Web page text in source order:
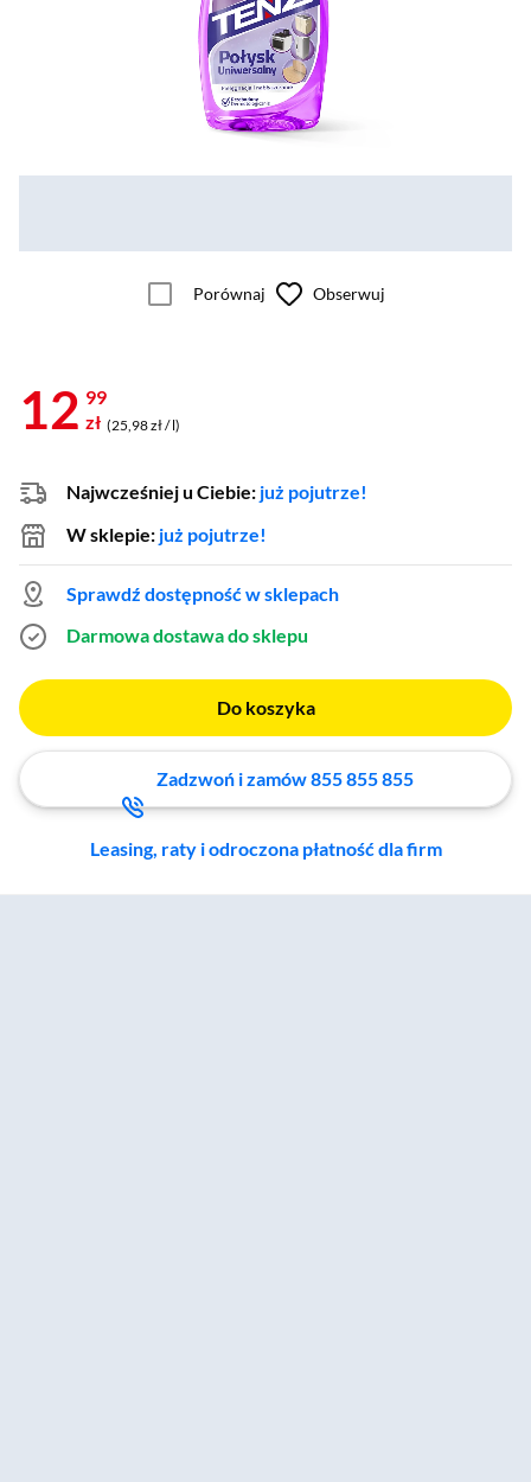
Porównaj Obserwuj
12 99
zł (25,98 zł / l)
Najwcześniej u Ciebie: już pojutrze!
W sklepie: już pojutrze!
Sprawdź dostępność w sklepach
Darmowa dostawa do sklepu
Do koszyka
Zadzwoń i zamów 855 855 855
Leasing, raty i odroczona płatność dla firm